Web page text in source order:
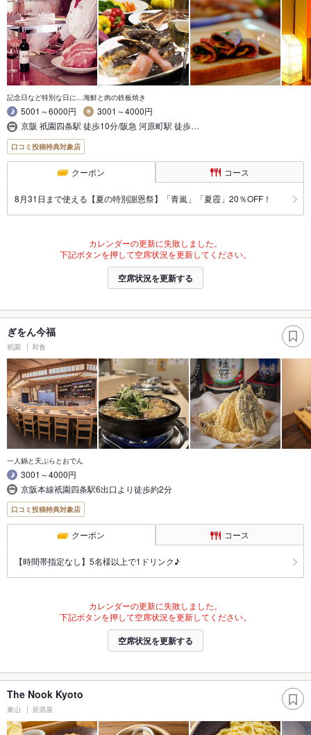
記念日など特別な日に…海鮮と肉の鉄板焼き
5001～6000円
3001～4000円
京阪 祇園四条駅 徒歩10分/阪急 河原町駅 徒歩…
口コミ投稿特典対象店
クーポン コース
8月31日まで使える【夏の特別謝恩祭】「青嵐」「夏霞」20％OFF！
カレンダーの更新に失敗しました。
下記ボタンを押して空席状況を更新してください。
空席状況を更新する
ぎをん今福
祇園 和食
一人鍋と天ぷらとおでん
3001～4000円
京阪本線祇園四条駅6出口より徒歩約2分
口コミ投稿特典対象店
クーポン コース
【時間帯指定なし】5名様以上で1ドリンク♪
カレンダーの更新に失敗しました。
下記ボタンを押して空席状況を更新してください。
空席状況を更新する
The Nook Kyoto
東山 居酒屋